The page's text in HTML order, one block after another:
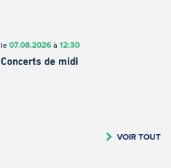
le 07.08.2026à 12:30
Concerts de midi
VOIR TOUT